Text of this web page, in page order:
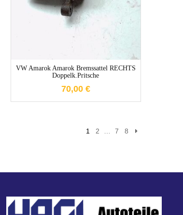
VW Amarok Amarok Bremssattel RECHTS
Doppelk.Pritsche
70,00 €
1-3 Werktage
1 2 7 8